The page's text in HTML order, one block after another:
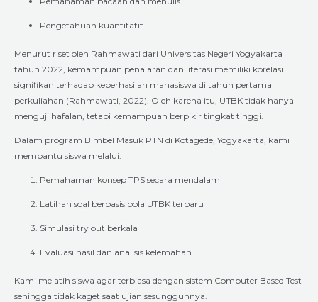
Pengetahuan kuantitatif
Menurut riset oleh Rahmawati dari Universitas Negeri Yogyakarta
tahun 2022, kemampuan penalaran dan literasi memiliki korelasi
signifikan terhadap keberhasilan mahasiswa di tahun pertama
perkuliahan (Rahmawati, 2022). Oleh karena itu, UTBK tidak hanya
menguji hafalan, tetapi kemampuan berpikir tingkat tinggi.
Dalam program Bimbel Masuk PTN di Kotagede, Yogyakarta, kami
membantu siswa melalui:
Pemahaman konsep TPS secara mendalam
Latihan soal berbasis pola UTBK terbaru
Simulasi try out berkala
Evaluasi hasil dan analisis kelemahan
Kami melatih siswa agar terbiasa dengan sistem Computer Based Test
sehingga tidak kaget saat ujian sesungguhnya.